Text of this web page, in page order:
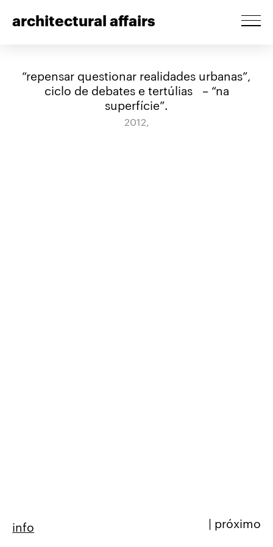
architectural affairs
“repensar questionar realidades urbanas”,
ciclo de debates e tertúlias – “na
superfície”.
2012,
próximo
info